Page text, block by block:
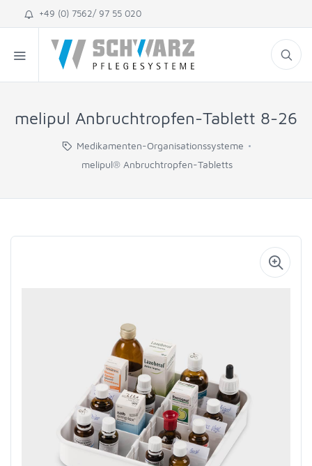
+49 (0) 7562/ 97 55 020
melipul Anbruchtropfen-Tablett 8-26
Medikamenten-Organisationssysteme
melipul® Anbruchtropfen-Tabletts